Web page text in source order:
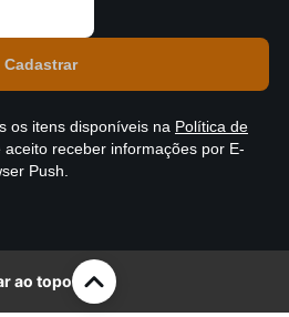
os itens disponíveis na Política de
aceito receber informações por E-
Push.
ao topo